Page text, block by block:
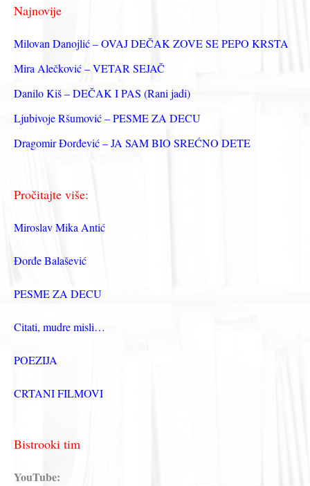
а
з
а
Najnovije
Milovan Danojlić – OVAJ DEČAK ZOVE SE PEPO KRSTA
Mira Alečković – VETAR SEJAČ
Danilo Kiš – DEČAK I PAS (Rani jadi)
Ljubivoje Ršumović – PESME ZA DECU
Dragomir Đorđević – JA SAM BIO SREĆNO DETE
Pročitajte više:
Miroslav Mika Antić
Đorđe Balašević
PESME ZA DECU
Citati, mudre misli…
POEZIJA
CRTANI FILMOVI
Bistrooki tim
YouTube: